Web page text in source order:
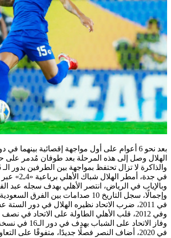
بعد نحو 6 أعوام على أول مواجهة إقصائية بينهما في دوري أبطال آسيا، يتجدد صراع فريق الهلال الأول لكرة القدم ونظيره الأهلي في البطولة القارية، الثلاثاء، حين يلتقيان بدور الأربعة في جدة.
الهلال وصل إلى هذه المرحلة بعد طوفان مُدمر على حساب جوانغجو الكوري بسباعية «7ـ0» أرعبت
والذاكرة لا تزال تحتفظ بمواجهة بين الطرفين بدور الـ 16 في 2019.
في جدة، أمطر الهلال شباك الأهلي برباعية «4ـ2» عبر هاتريك الفرنسي بافيتيمبي جوميز، وعبد الله الحافظ، فيما سجل للأهلي السوري عمر السومة، والرأس الأخضري دجانيني تافاريس.
وبالإياب في الرياض، انتصر الأهلي بهدف سجله عبد
وإجمالًا، سجل التاريخ 10 صدامات بين الفرق السعودية في دوري الأبطال، بدأت في 2009، بانتصار الاتحاد على الشباب «2ـ1».
في 2011، ضرب الاتحاد نظيره الهلال في دور الستة عشر «3ـ1»، قبل أن يثأر الأزرق في 2019، بالنتيجة ذاتها بمجموع الذهاب والإياب.
وفي 2012، قلب الأهلي الطاولة على الاتحاد في نصف النهائي بانتصار «2ـ0» في الإياب، ليُحلق إلى النهائي معوضًا خسارته بهدف نظيف ذهابًا.
وفاز الاتحاد على الشباب بهدف في دور الـ16 في نسخة 2014 ذهابًا، قبل قبل أن يعيد تفوقه بالإياب في الرياض، وينتصر بنتيجة 3ـ1، ليصعد إلى ربع النهائي.
في 2020، أضاف النصر فصلًا جديدًا، متفوقًا على التعاون، ثم الأهلي، قبل أن يسقط في فخ ركلات الترجيح أمام برسيبوليس.